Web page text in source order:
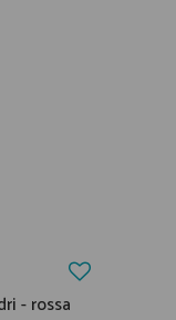
- rossa